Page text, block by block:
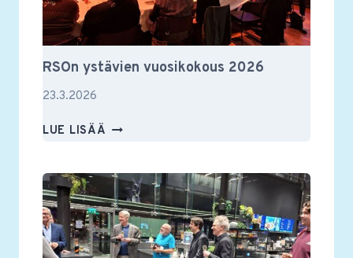
RSOn ystävien vuosikokous 2026
23.3.2026
LUE LISÄÄ RSON
2026